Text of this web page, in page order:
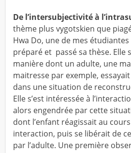
De l’intersubjectivité à
thème plus vygotskien que
Hwa Do, une de mes
préparé et passé sa thèse. Elle
manière dont un adulte, une
maitresse par exemple,
dans une situation de
Elle s’est intéressée à
alors engendrée par cette
dont l’enfant réagissait au
interaction, puis se libérait de
par l’adulte. Une première